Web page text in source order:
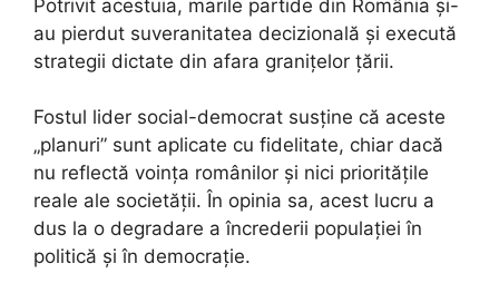
Potrivit acestuia, marile partide din România și-
au pierdut suveranitatea decizională și execută
strategii dictate din afara granițelor țării.
Fostul lider social-democrat susține că aceste
„planuri” sunt aplicate cu fidelitate, chiar dacă
nu reflectă voința românilor și nici prioritățile
reale ale societății. În opinia sa, acest lucru a
dus la o degradare a încrederii populației în
politică și în democrație.